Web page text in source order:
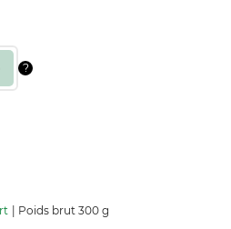
Poids brut 300 g